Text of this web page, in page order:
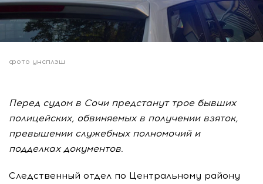
фото унсплэш
Перед судом в Сочи предстанут трое бывших
полицейских, обвиняемых в получении взяток,
превышении служебных полномочий и
подделках документов.
Следственный отдел по Центральному району